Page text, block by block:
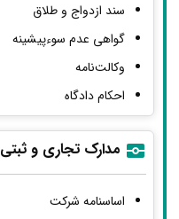
سند ازدواج و طلاق
گواهی عدم سوءپیشینه
وکالت‌نامه
احکام دادگاه
مدارک تجاری و ثبتی
اساسنامه شرکت